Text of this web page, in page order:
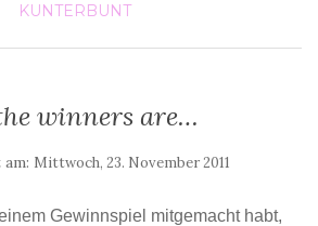
KUNTERBUNT
winners are…
Mittwoch, 23. November 2011
Gewinnspiel mitgemacht habt,